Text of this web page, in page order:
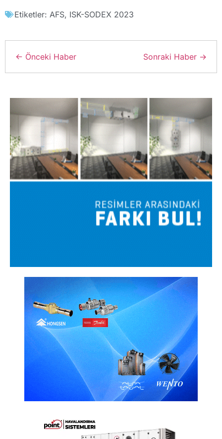
Etiketler: AFS, ISK-SODEX 2023
← Önceki Haber Sonraki Haber →